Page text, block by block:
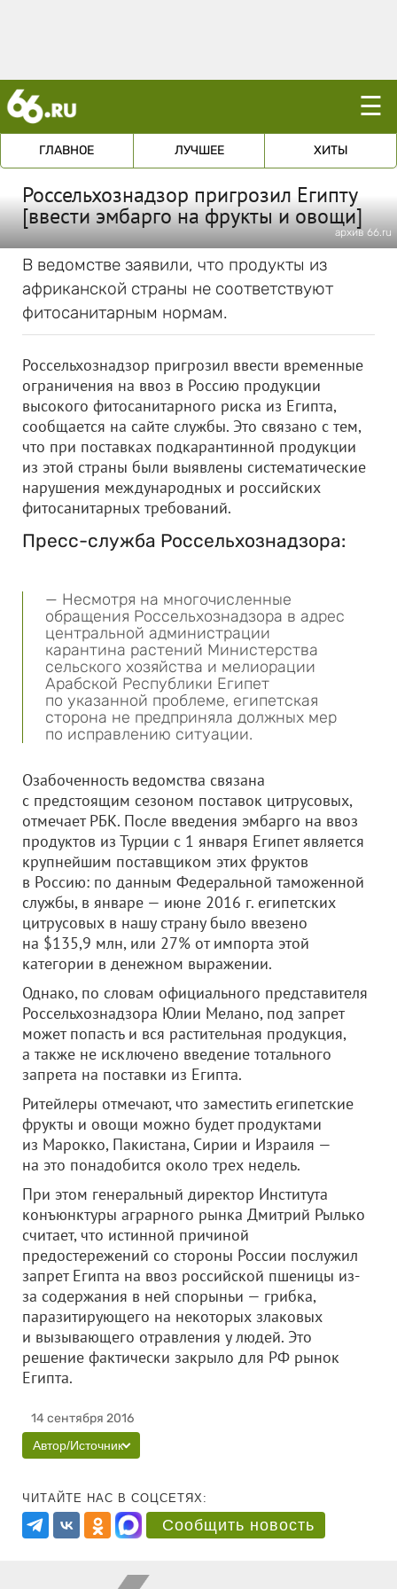
☰
ГЛАВНОЕ ЛУЧШЕЕ ХИТЫ
Россельхознадзор пригрозил Египту
[ввести эмбарго на фрукты и овощи]
архив 66.ru
В ведомстве заявили, что продукты из
африканской страны не соответствуют
фитосанитарным нормам.
Россельхознадзор пригрозил ввести временные
ограничения на ввоз в Россию продукции
высокого фитосанитарного риска из Египта,
сообщается на сайте службы. Это связано с тем,
что при поставках подкарантинной продукции
из этой страны были выявлены систематические
нарушения международных и российских
фитосанитарных требований.
Пресс-служба Россельхознадзора:
— Несмотря на многочисленные
обращения Россельхознадзора в адрес
центральной администрации
карантина растений Министерства
сельского хозяйства и мелиорации
Арабской Республики Египет
по указанной проблеме, египетская
сторона не предприняла должных мер
по исправлению ситуации.
Озабоченность ведомства связана
с предстоящим сезоном поставок цитрусовых,
отмечает РБК. После введения эмбарго на ввоз
продуктов из Турции с 1 января Египет является
крупнейшим поставщиком этих фруктов
в Россию: по данным Федеральной таможенной
службы, в январе — июне 2016 г. египетских
цитрусовых в нашу страну было ввезено
на $135,9 млн, или 27% от импорта этой
категории в денежном выражении.
Однако, по словам официального представителя
Россельхознадзора Юлии Мелано, под запрет
может попасть и вся растительная продукция,
а также не исключено введение тотального
запрета на поставки из Египта.
Ритейлеры отмечают, что заместить египетские
фрукты и овощи можно будет продуктами
из Марокко, Пакистана, Сирии и Израиля —
на это понадобится около трех недель.
При этом генеральный директор Института
конъюнктуры аграрного рынка Дмитрий Рылько​
считает, что истинной причиной
предостережений со стороны России послужил
запрет Египта на ввоз российской пшеницы из-
за содержания в ней спорыньи — грибка,
паразитирующего на некоторых злаковых
и вызывающего отравления у людей. Это
решение фактически закрыло для РФ рынок
Египта.
14 сентября 2016
Автор/Источник
ЧИТАЙТЕ НАС В СОЦСЕТЯХ:
Сообщить новость